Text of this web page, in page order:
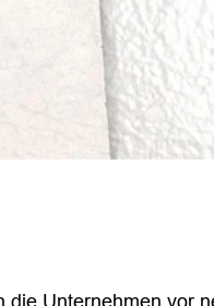
die Unternehmen vor